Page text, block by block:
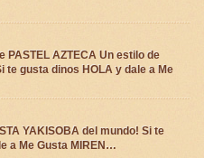
PASTEL AZTECA Un estilo de
te gusta dinos HOLA y dale a Me
YAKISOBA del mundo! Si te
a Me Gusta MIREN…